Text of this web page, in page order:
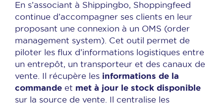
En s’associant à Shippingbo, Shoppingfeed
continue d’accompagner ses clients en leur
proposant une connexion à un OMS (order
management system). Cet outil permet de
piloter les flux d’informations logistiques entre
un entrepôt, un transporteur et des canaux de
vente. Il récupère les informations de la
commande et met à jour le stock disponible
sur la source de vente. Il centralise les